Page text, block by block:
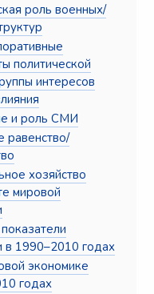
роль военных/
политической
интересов
и роль СМИ
равенство/
хозяйство
мировой
в 1990–2010 годах
экономике
годах